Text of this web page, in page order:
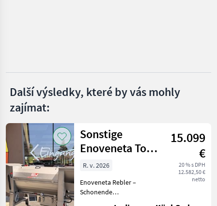
Clemens
Ostraticky
Zobrazit
všech
15
MARKETPLACE
Marketplace
Nabídky
prodejců
Další výsledky, které by vás mohly
zajímat:
Sonstige
Enoveneta Top
10
15.099
€
20 % s DPH
12.582,50 €
netto
R. v. 2026
Enoveneta Rebler –
Schonende